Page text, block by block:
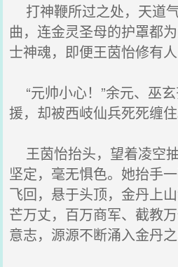
打神鞭所过之处，天道
曲，连金灵圣母的护罩都
士神魂，即便王茵怡修有
“元帅小心！”余元、巫
援，却被西岐仙兵死死缠住
王茵怡抬头，望着凌空
坚定，毫无惧色。她抬手
飞回，悬于头顶，金丹上
芒万丈，百万商军、截教
意志，源源不断涌入金丹之